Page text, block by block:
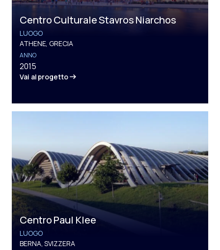
Centro Culturale Stavros Niarchos
LUOGO
ATHENE, GRECIA
ANNO
2015
Vai al progetto
Centro Paul Klee
LUOGO
BERNA, SVIZZERA